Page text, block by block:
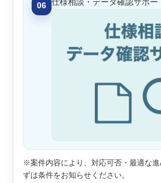
06 仕様相談・データ確認サポー
※案件内容により、対応可否・最適な進
ずは条件をお知らせください。